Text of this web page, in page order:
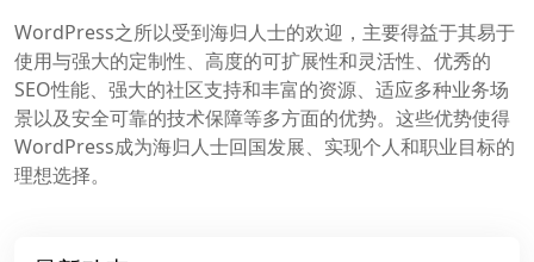
WordPress之所以受到海归人士的欢迎，主要得益于其易于
使用与强大的定制性、高度的可扩展性和灵活性、优秀的
SEO性能、强大的社区支持和丰富的资源、适应多种业务场
景以及安全可靠的技术保障等多方面的优势。这些优势使得
WordPress成为海归人士回国发展、实现个人和职业目标的
理想选择。